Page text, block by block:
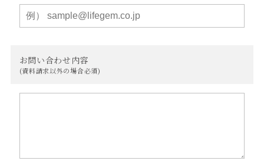
お問い合わせ内容
(資料請求以外の場合必須)